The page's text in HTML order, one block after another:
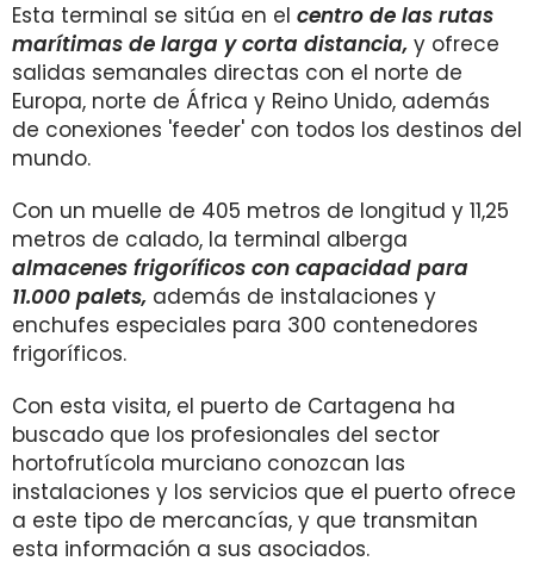
Esta terminal se sitúa en el centro de las rutas
marítimas de larga y corta distancia, y ofrece
salidas semanales directas con el norte de
Europa, norte de África y Reino Unido, además
de conexiones 'feeder' con todos los destinos del
mundo.
Con un muelle de 405 metros de longitud y 11,25
metros de calado, la terminal alberga
almacenes frigoríficos con capacidad para
11.000 palets, además de instalaciones y
enchufes especiales para 300 contenedores
frigoríficos.
Con esta visita, el puerto de Cartagena ha
buscado que los profesionales del sector
hortofrutícola murciano conozcan las
instalaciones y los servicios que el puerto ofrece
a este tipo de mercancías, y que transmitan
esta información a sus asociados.